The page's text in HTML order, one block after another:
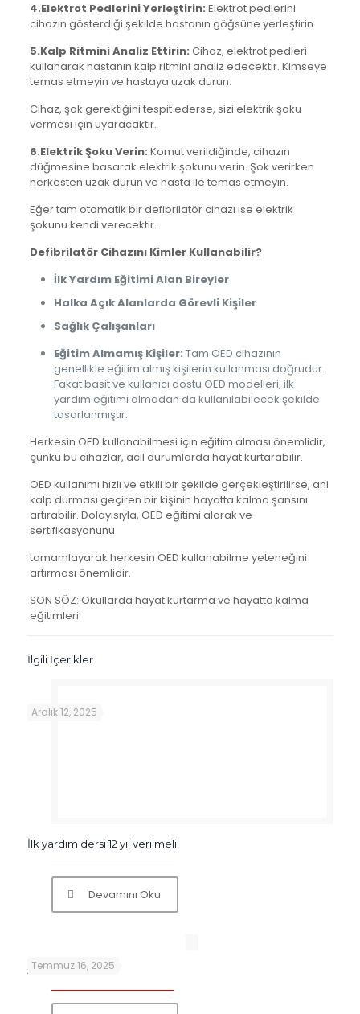
4.Elektrot Pedlerini Yerleştirin: Elektrot pedlerini
cihazın gösterdiği şekilde hastanın göğsüne yerleştirin.
5.Kalp Ritmini Analiz Ettirin:Cihaz, elektrot pedleri
kullanarak hastanın kalp ritmini analiz edecektir. Kimseye
temas etmeyin ve hastaya uzak durun.
Cihaz, şok gerektiğini tespit ederse, sizi elektrik şoku
vermesi için uyaracaktır.
6.Elektrik Şoku Verin: Komut verildiğinde, cihazın
düğmesine basarak elektrik şokunu verin. Şok verirken
herkesten uzak durun ve hasta ile temas etmeyin.
Eğer tam otomatik bir defibrilatör cihazı ise elektrik
şokunu kendi verecektir.
Defibrilatör Cihazını Kimler Kullanabilir?
İlk Yardım Eğitimi Alan Bireyler
Halka Açık Alanlarda Görevli Kişiler
Sağlık Çalışanları
Eğitim Almamış Kişiler:Tam OED cihazının
genellikle eğitim almış kişilerin kullanması doğrudur.
Fakat basit ve kullanıcı dostu OED modelleri, ilk
yardım eğitimi almadan da kullanılabilecek şekilde
tasarlanmıştır.
Herkesin OED kullanabilmesi için eğitim alması önemlidir,
çünkü bu cihazlar, acil durumlarda hayat kurtarabilir.
OED kullanımı hızlı ve etkili bir şekilde gerçekleştirilirse, ani
kalp durması geçiren bir kişinin hayatta kalma şansını
artırabilir. Dolayısıyla, OED eğitimi alarak ve
sertifikasyonunu
tamamlayarak herkesin OED kullanabilme yeteneğini
artırması önemlidir.
SON SÖZ: Okullarda hayat kurtarma ve hayatta kalma
eğitimleri
İlgili İçerikler
Aralık 12, 2025
İlk yardım dersi 12 yıl verilmeli!
Devamını Oku
Temmuz 16, 2025
ARİTMİ